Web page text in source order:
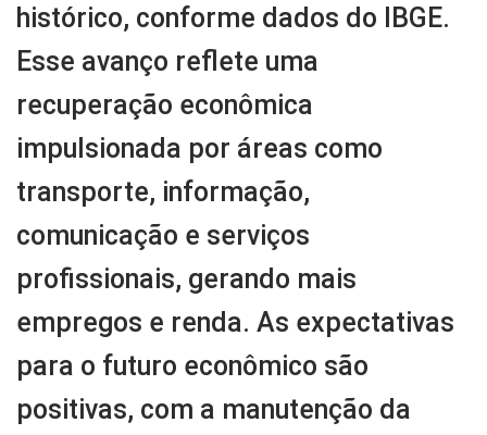
histórico, conforme dados do IBGE.
Esse avanço reflete uma
recuperação econômica
impulsionada por áreas como
transporte, informação,
comunicação e serviços
profissionais, gerando mais
empregos e renda. As expectativas
para o futuro econômico são
positivas, com a manutenção da